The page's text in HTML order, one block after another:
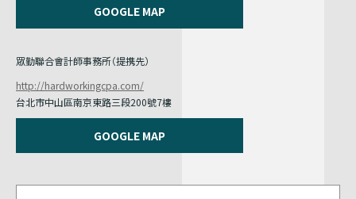
GOOGLE MAP
眾勤聯合會計師事務所（提携先）
http://hardworkingcpa.com/
台北市中山區南京東路三段200號7樓
GOOGLE MAP